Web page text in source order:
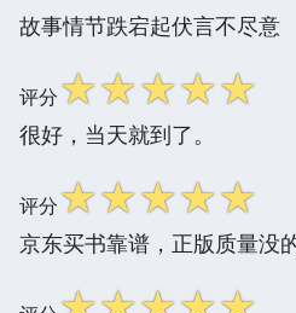
故事情节跌宕起伏言不尽意
评分☆☆☆☆☆
很好，当天就到了。
评分☆☆☆☆☆
京东买书靠谱，正版质量没